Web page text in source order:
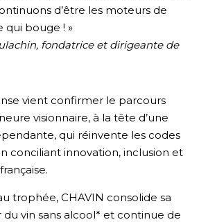
d’être les moteurs de
qui bouge ! »
fondatrice et dirigeante de
vient confirmer le parcours
visionnaire, à la tête d’une
qui réinvente les codes
conciliant innovation, inclusion et
trophée, CHAVIN consolide sa
vin sans alcool* et continue de